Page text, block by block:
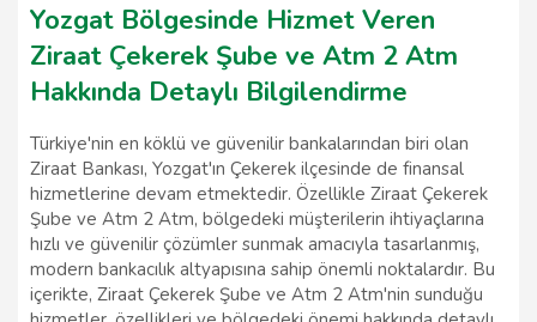
Yozgat Bölgesinde Hizmet Veren
Ziraat Çekerek Şube ve Atm 2 Atm
Hakkında Detaylı Bilgilendirme
Türkiye'nin en köklü ve güvenilir bankalarından biri olan
Ziraat Bankası, Yozgat'ın Çekerek ilçesinde de finansal
hizmetlerine devam etmektedir. Özellikle Ziraat Çekerek
Şube ve Atm 2 Atm, bölgedeki müşterilerin ihtiyaçlarına
hızlı ve güvenilir çözümler sunmak amacıyla tasarlanmış,
modern bankacılık altyapısına sahip önemli noktalardır. Bu
içerikte, Ziraat Çekerek Şube ve Atm 2 Atm'nin sunduğu